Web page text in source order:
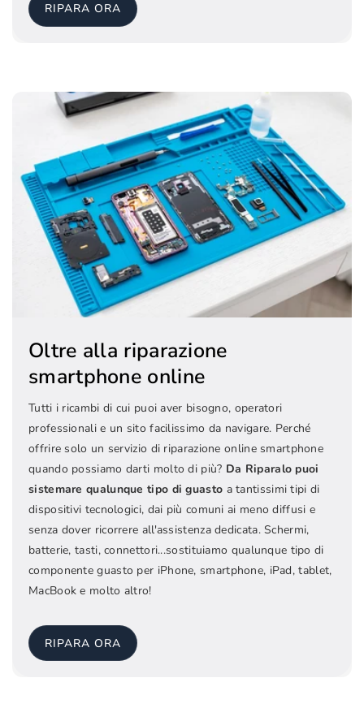
RIPARA ORA
Oltre alla riparazione
smartphone online
Tutti i ricambi di cui puoi aver bisogno, operatori
professionali e un sito facilissimo da navigare. Perché
offrire solo un servizio di riparazione online smartphone
quando possiamo darti molto di più? Da Riparalo puoi
sistemare qualunque tipo di guasto a tantissimi tipi di
dispositivi tecnologici, dai più comuni ai meno diffusi e
senza dover ricorrere all'assistenza dedicata. Schermi,
batterie, tasti, connettori...sostituiamo qualunque tipo di
componente guasto per iPhone, smartphone, iPad, tablet,
MacBook e molto altro!
RIPARA ORA